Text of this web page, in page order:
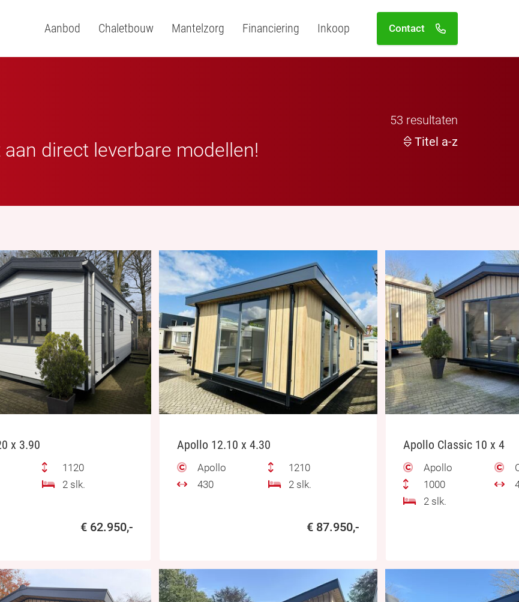
direct leverbare modellen!
53 resultaten
Titel a-z
x 3.90
1120
2 slk.
€ 62.950,-
Apollo 12.10 x 4.30
Apollo
1210
430
2 slk.
€ 87.950,-
Apollo Classic 10 x 4
Apollo
1000
2 slk.
Contact
Aanbod Chaletbouw Mantelzorg Financiering Inkoop